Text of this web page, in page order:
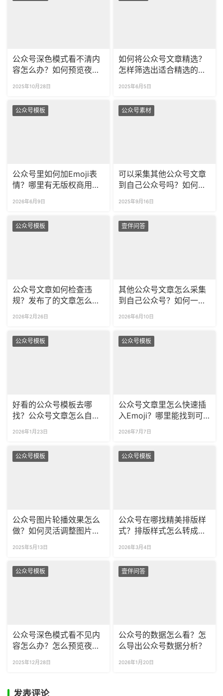
公众号深色模式看不清内
容怎么办？如何预览夜间
2025年10月28日
如何将公众号文章精选？
怎样筛选出适合精选的文
2025年6月5日
公众号模板
公众号里如何加Emoji表
情？哪里有无版权商用表
2026年6月9日
公众号素材
可以采集其他公众号文章
到自己公众号吗？如何一
2025年9月16日
公众号模板
公众号文章如何检查违
规？发布了的文章怎么检
2026年2月26日
壹伴问答
其他公众号文章怎么采集
到自己公众号？如何一次
2026年6月10日
公众号模板
好看的公众号模板去哪
找？公众号文章怎么自动
2026年1月23日
公众号模板
公众号文章里怎么快速插
入Emoji？哪里能找到可
2026年7月7日
公众号模板
公众号图片轮播效果怎么
做？如何灵活调整图片数
2025年5月13日
公众号模板
公众号在哪找精美排版样
式？排版样式怎么转成图
2026年3月4日
公众号模板
公众号深色模式看不见内
容怎么办？怎么预览夜间
2025年12月28日
壹伴问答
公众号的数据怎么看？怎
么导出公众号数据分析？
2026年1月20日
发表评论